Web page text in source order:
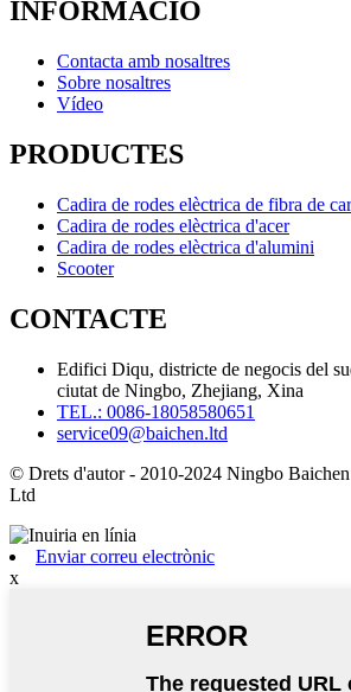
INFORMACIÓ
Contacta amb nosaltres
Sobre nosaltres
Vídeo
PRODUCTES
Cadira de rodes elèctrica de fibra de
Cadira de rodes elèctrica d'acer
Cadira de rodes elèctrica d'alumini
Scooter
CONTACTE
Edifici Diqu, districte de negocis del
ciutat de Ningbo, Zhejiang, Xina
TEL.: 0086-18058580651
service09@baichen.ltd
© Drets d'autor - 2010-2024 Ningbo
Ltd
Enviar correu electrònic
x